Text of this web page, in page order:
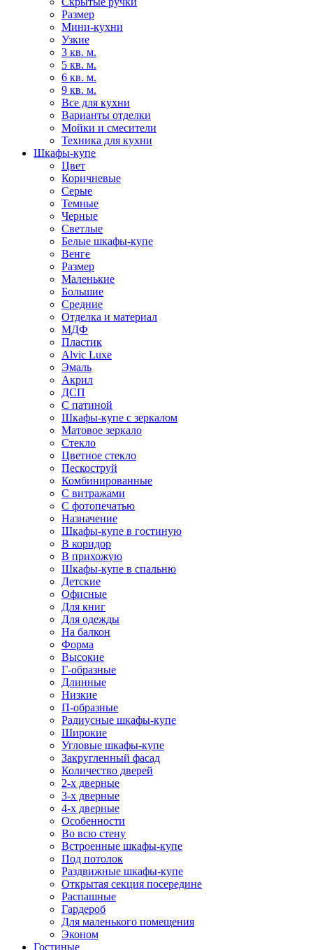
Размер
Мини-кухни
Узкие
3 кв. м.
5 кв. м.
6 кв. м.
9 кв. м.
Все для кухни
Варианты отделки
Мойки и смесители
Техника для кухни
Шкафы-купе
Цвет
Коричневые
Серые
Темные
Черные
Светлые
Белые шкафы-купе
Венге
Размер
Маленькие
Большие
Средние
Отделка и материал
МДФ
Пластик
Alvic Luxe
Эмаль
Акрил
ДСП
С патиной
Шкафы-купе с зеркалом
Матовое зеркало
Стекло
Цветное стекло
Пескоструй
Комбинированные
С витражами
С фотопечатью
Назначение
Шкафы-купе в гостиную
В коридор
В прихожую
Шкафы-купе в спальню
Детские
Офисные
Для книг
Для одежды
На балкон
Форма
Высокие
Г-образные
Длинные
Низкие
П-образные
Радиусные шкафы-купе
Широкие
Угловые шкафы-купе
Закругленный фасад
Количество дверей
2-х дверные
3-х дверные
4-х дверные
Особенности
Во всю стену
Встроенные шкафы-купе
Под потолок
Раздвижные шкафы-купе
Открытая секция посередине
Распашные
Гардероб
Для маленького помещения
Эконом
Гостиные